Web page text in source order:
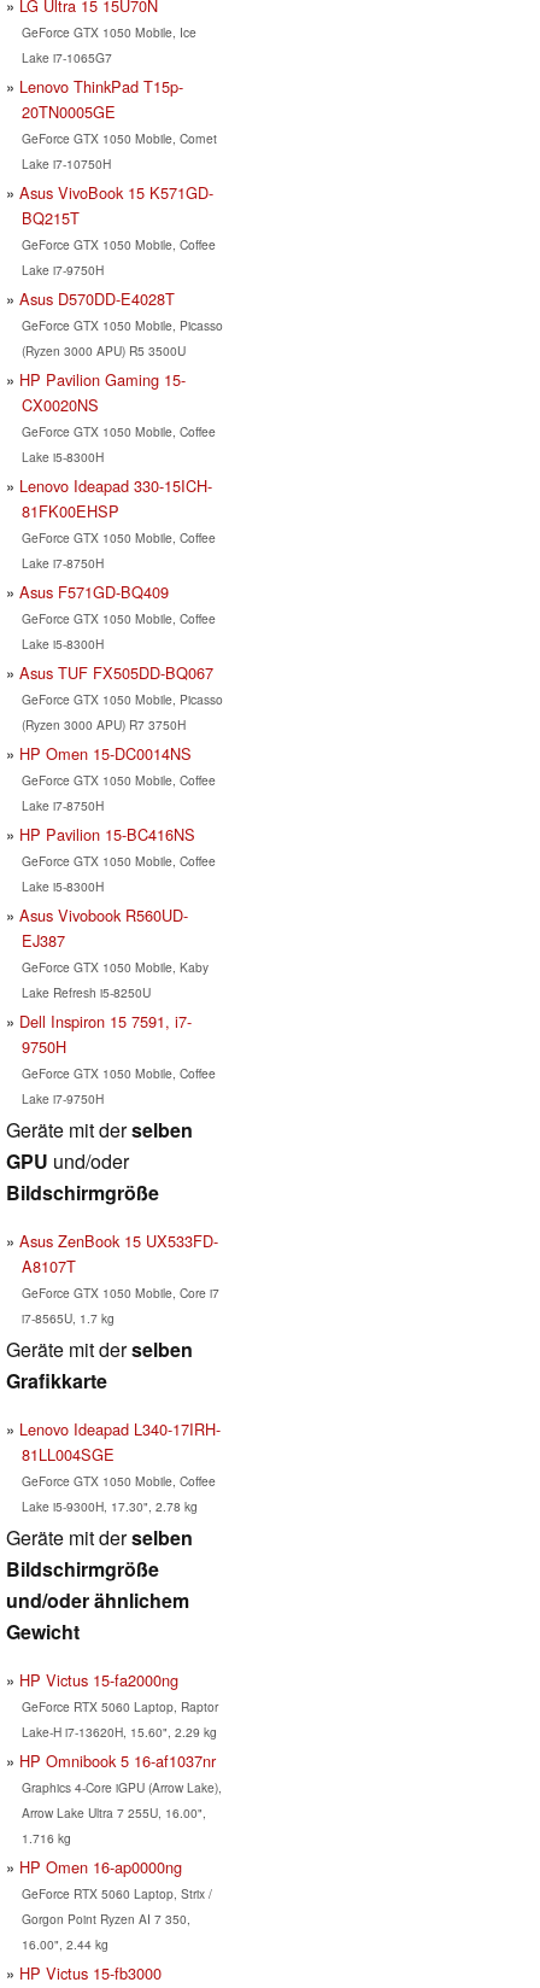
LG Ultra 15 15U70N
GeForce GTX 1050 Mobile, Ice
Lake i7-1065G7
Lenovo ThinkPad T15p-
20TN0005GE
GeForce GTX 1050 Mobile, Comet
Lake i7-10750H
Asus VivoBook 15 K571GD-
BQ215T
GeForce GTX 1050 Mobile, Coffee
Lake i7-9750H
Asus D570DD-E4028T
GeForce GTX 1050 Mobile, Picasso
(Ryzen 3000 APU) R5 3500U
HP Pavilion Gaming 15-
CX0020NS
GeForce GTX 1050 Mobile, Coffee
Lake i5-8300H
Lenovo Ideapad 330-15ICH-
81FK00EHSP
GeForce GTX 1050 Mobile, Coffee
Lake i7-8750H
Asus F571GD-BQ409
GeForce GTX 1050 Mobile, Coffee
Lake i5-8300H
Asus TUF FX505DD-BQ067
GeForce GTX 1050 Mobile, Picasso
(Ryzen 3000 APU) R7 3750H
HP Omen 15-DC0014NS
GeForce GTX 1050 Mobile, Coffee
Lake i7-8750H
HP Pavilion 15-BC416NS
GeForce GTX 1050 Mobile, Coffee
Lake i5-8300H
Asus Vivobook R560UD-
EJ387
GeForce GTX 1050 Mobile, Kaby
Lake Refresh i5-8250U
Dell Inspiron 15 7591, i7-
9750H
GeForce GTX 1050 Mobile, Coffee
Lake i7-9750H
Geräte mit derselben
GPU und/oder
Bildschirmgröße
Asus ZenBook 15 UX533FD-
A8107T
GeForce GTX 1050 Mobile, Core i7
i7-8565U, 1.7 kg
Geräte mit derselben
Grafikkarte
Lenovo Ideapad L340-17IRH-
81LL004SGE
GeForce GTX 1050 Mobile, Coffee
Lake i5-9300H, 17.30", 2.78 kg
Geräte mit derselben
Bildschirmgröße
und/oder ähnlichem
Gewicht
HP Victus 15-fa2000ng
GeForce RTX 5060 Laptop, Raptor
Lake-H i7-13620H, 15.60", 2.29 kg
HP Omnibook 5 16-af1037nr
Graphics 4-Core iGPU (Arrow Lake),
Arrow Lake Ultra 7 255U, 16.00",
1.716 kg
HP Omen 16-ap0000ng
GeForce RTX 5060 Laptop, Strix /
Gorgon Point Ryzen AI 7 350,
16.00", 2.44 kg
HP Victus 15-fb3000